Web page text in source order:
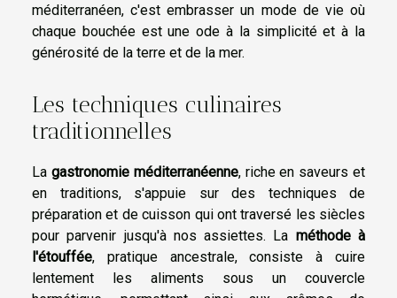
méditerranéen, c'est embrasser un mode de vie où
chaque bouchée est une ode à la simplicité et à la
générosité de la terre et de la mer.
Les techniques culinaires
traditionnelles
La gastronomie méditerranéenne, riche en saveurs et
en traditions, s'appuie sur des techniques de
préparation et de cuisson qui ont traversé les siècles
pour parvenir jusqu'à nos assiettes. La méthode à
l'étouffée, pratique ancestrale, consiste à cuire
lentement les aliments sous un couvercle